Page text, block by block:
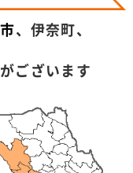
、伊奈町、
ございます